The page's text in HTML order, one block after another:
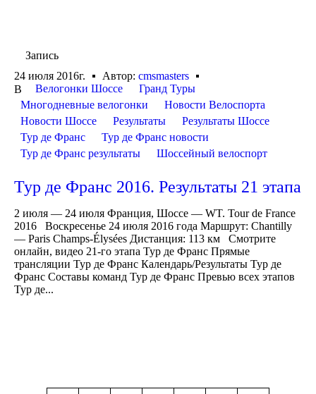
Запись
24 июля 2016г.
Автор: cmsmasters
В
Велогонки Шоссе
Гранд Туры
Многодневные велогонки
Новости Велоспорта
Новости Шоссе
Результаты
Результаты Шоссе
Тур де Франс
Тур де Франс новости
Тур де Франс результаты
Шоссейный велоспорт
Тур де Франс 2016. Результаты 21 этапа
2 июля — 24 июля Франция, Шоссе — WT. Tour de France
2016 Воскресенье 24 июля 2016 года Маршрут: Chantilly
— Paris Champs-Élysées Дистанция: 113 км Смотрите
онлайн, видео 21-го этапа Тур де Франс Прямые
трансляции Тур де Франс Календарь/Результаты Тур де
Франс Составы команд Тур де Франс Превью всех этапов
Тур де...